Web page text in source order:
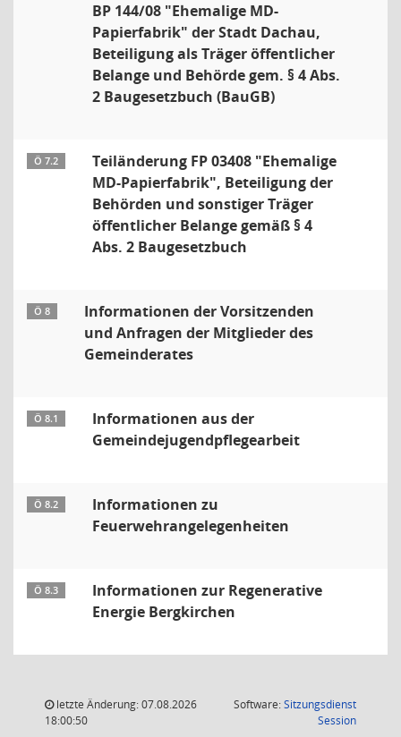
BP 144/08 "Ehemalige MD-
Papierfabrik" der Stadt Dachau,
Beteiligung als Träger öffentlicher
Belange und Behörde gem. § 4 Abs.
2 Baugesetzbuch (BauGB)
Ö 7.2
Teiländerung FP 03408 "Ehemalige
MD-Papierfabrik", Beteiligung der
Behörden und sonstiger Träger
öffentlicher Belange gemäß § 4
Abs. 2 Baugesetzbuch
Ö 8
Informationen der Vorsitzenden
und Anfragen der Mitglieder des
Gemeinderates
Ö 8.1
Informationen aus der
Gemeindejugendpflegearbeit
Ö 8.2
Informationen zu
Feuerwehrangelegenheiten
Ö 8.3
Informationen zur Regenerative
Energie Bergkirchen
letzte Änderung: 07.08.2026
18:00:50
Software:Sitzungsdienst
Session(Wird in